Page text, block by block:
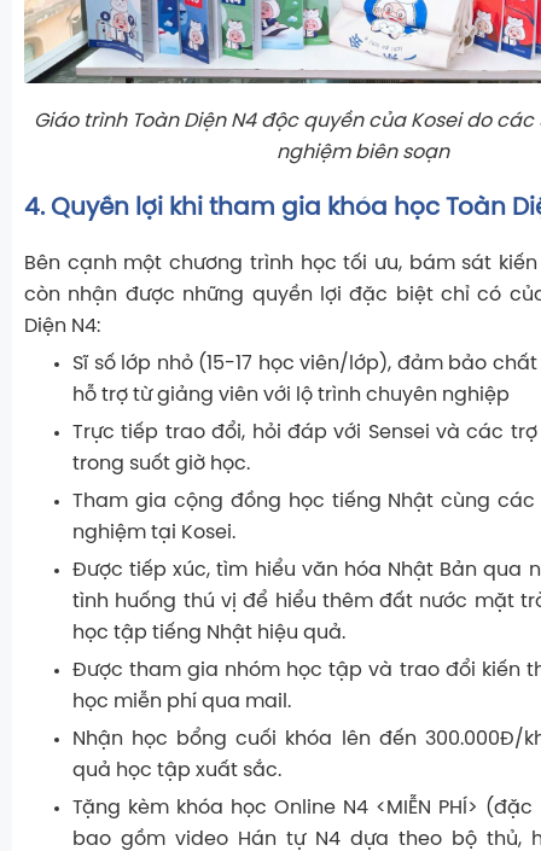
Giáo trình Toàn Diện N4 độc quyền của Kosei do các
nghiệm biên soạn
4. Quyền lợi khi tham gia khóa học Toàn
Bên cạnh một chương trình học tối ưu, bám sát
còn nhận được những quyền lợi đặc biệt chỉ có
Diện N4:
Sĩ số lớp nhỏ (15-17 học viên/lớp), đảm bảo
hỗ trợ từ giảng viên với lộ trình chuyên nghiệp
Trực tiếp trao đổi, hỏi đáp với Sensei và các
trong suốt giờ học.
Tham gia cộng đồng học tiếng Nhậtcùng các
nghiệm tại Kosei.
Được tiếp xúc, tìm hiểu văn hóa Nhật Bản qua
tình huống thú vị để hiểu thêm đất nước mặt
học tập tiếng Nhật hiệu quả.
Được tham gia nhóm học tập và trao đổi kiến
học miễn phí qua mail.
Nhận học bổng cuối khóa lên đến 300.000Đ/
quả học tập xuất sắc.
Tặng kèm khóa học Online N4 <MIỄN PHÍ> (đặc
bao gồm video Hán tự N4 dựa theo bộ thủ,